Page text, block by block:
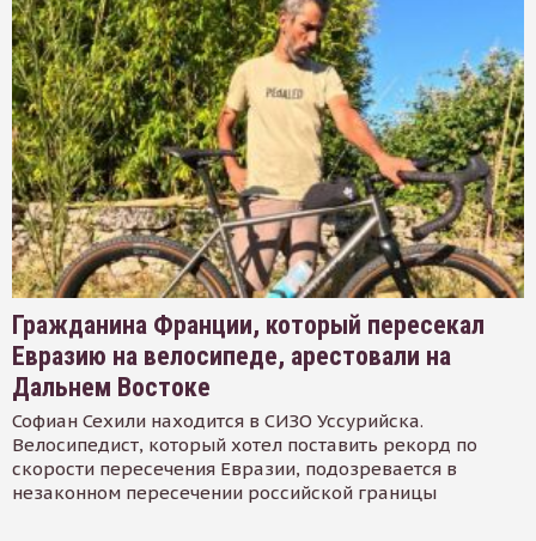
Гражданина Франции, который пересекал
Евразию на велосипеде, арестовали на
Дальнем Востоке
Софиан Сехили находится в СИЗО Уссурийска.
Велосипедист, который хотел поставить рекорд по
скорости пересечения Евразии, подозревается в
незаконном пересечении российской границы